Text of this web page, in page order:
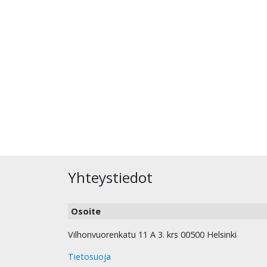
Yhteystiedot
Osoite
Vilhonvuorenkatu 11 A 3. krs 00500 Helsinki
Tietosuoja